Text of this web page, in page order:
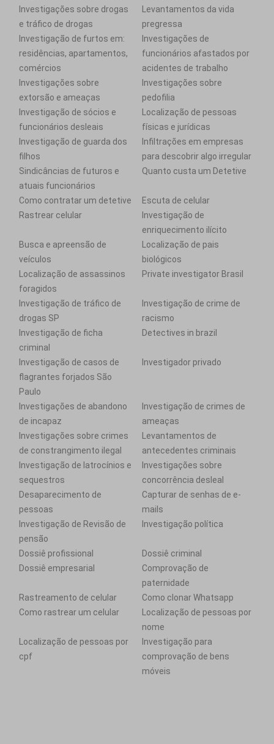
Investigações sobre drogas
e tráfico de drogas
Levantamentos da vida
pregressa
Investigação de furtos em:
residências, apartamentos,
comércios
Investigações de
funcionários afastados por
acidentes de trabalho
Investigações sobre
extorsão e ameaças
Investigações sobre
pedofilia
Investigação de sócios e
funcionários desleais
Localização de pessoas
físicas e jurídicas
Investigação de guarda dos
filhos
Infiltrações em empresas
para descobrir algo irregular
Sindicâncias de futuros e
atuais funcionários
Quanto custa um Detetive
Como contratar um detetive
Escuta de celular
Rastrear celular
Investigação de
enriquecimento ilícito
Busca e apreensão de
veículos
Localização de pais
biológicos
Localização de assassinos
foragidos
Private investigator Brasil
Investigação de tráfico de
drogas SP
Investigação de crime de
racismo
Investigação de ficha
criminal
Detectives in brazil
Investigação de casos de
flagrantes forjados São
Paulo
Investigador privado
Investigações de abandono
de incapaz
Investigação de crimes de
ameaças
Investigações sobre crimes
de constrangimento ilegal
Levantamentos de
antecedentes criminais
Investigação de latrocínios e
sequestros
Investigações sobre
concorrência desleal
Desaparecimento de
pessoas
Capturar de senhas de e-
mails
Investigação de Revisão de
pensão
Investigação política
Dossiê profissional
Dossiê criminal
Dossiê empresarial
Comprovação de
paternidade
Rastreamento de celular
Como clonar Whatsapp
Como rastrear um celular
Localização de pessoas por
nome
Localização de pessoas por
cpf
Investigação para
comprovação de bens
móveis